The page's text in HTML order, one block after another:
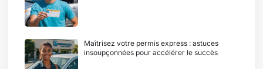
Maîtrisez votre permis express : astuces
insoupçonnées pour accélérer le succès